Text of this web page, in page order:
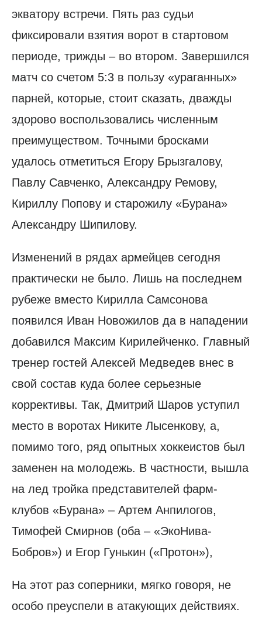
экватору встречи. Пять раз судьи
фиксировали взятия ворот в стартовом
периоде, трижды – во втором. Завершился
матч со счетом 5:3 в пользу «ураганных»
парней, которые, стоит сказать, дважды
здорово воспользовались численным
преимуществом. Точными бросками
удалось отметиться Егору Брызгалову,
Павлу Савченко, Александру Ремову,
Кириллу Попову и старожилу «Бурана»
Александру Шипилову.
Изменений в рядах армейцев сегодня
практически не было. Лишь на последнем
рубеже вместо Кирилла Самсонова
появился Иван Новожилов да в нападении
добавился Максим Кирилейченко. Главный
тренер гостей Алексей Медведев внес в
свой состав куда более серьезные
коррективы. Так, Дмитрий Шаров уступил
место в воротах Никите Лысенкову, а,
помимо того, ряд опытных хоккеистов был
заменен на молодежь. В частности, вышла
на лед тройка представителей фарм-
клубов «Бурана» – Артем Анпилогов,
Тимофей Смирнов (оба – «ЭкоНива-
Бобров») и Егор Гунькин («Протон»),
На этот раз соперники, мягко говоря, не
особо преуспели в атакующих действиях.